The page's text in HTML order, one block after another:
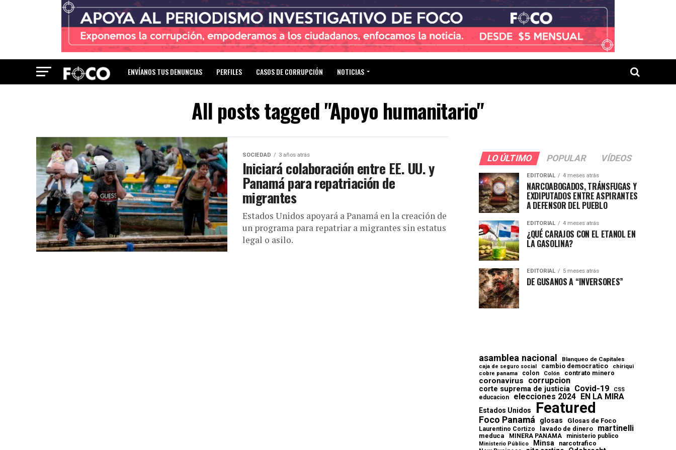
ENVÍANOS TUS DENUNCIAS PERFILES CASOS DE CORRUPCIÓN NOTICIAS
All posts tagged "Apoyo humanitario"
SOCIEDAD 3 años atrás
Iniciará colaboración entre EE. UU. y
Panamá para repatriación de
migrantes
Estados Unidos apoyará a Panamá en la creación de
un programa para repatriar a migrantes sin estatus
legal o asilo.
LO ÚLTIMO POPULAR VÍDEOS
EDITORIAL 4 meses atrás
NARCOABOGADOS, TRÁNSFUGAS Y
EXDIPUTADOS ENTRE ASPIRANTES
A DEFENSOR DEL PUEBLO
EDITORIAL 4 meses atrás
¿QUÉ CARAJOS CON EL ETANOL EN
LA GASOLINA?
EDITORIAL 5 meses atrás
DE GUSANOS A “INVERSORES”
asamblea nacional Blanqueo de Capitales
caja de seguro social cambio democratico chiriqui
cobre panama colon Colón contrato minero
coronavirus corrupcion
corte suprema de justicia Covid-19 CSS
educacion elecciones 2024 EN LA MIRA
Estados Unidos Featured
Foco Panamá glosas Glosas de Foco
Laurentino Cortizo lavado de dinero martinelli
meduca MINERA PANAMA ministerio publico
Ministerio Público Minsa
narcotrafico